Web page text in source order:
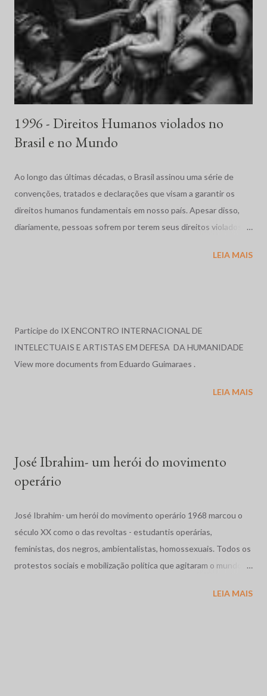
1996 - Direitos Humanos violados no
Brasil e no Mundo
Ao longo das últimas décadas, o Brasil assinou uma série de
convenções, tratados e declarações que visam a garantir os
direitos humanos fundamentais em nosso país. Apesar disso,
diariamente, pessoas sofrem por terem seus direitos violados.
anualmente, publica uma reportagem sobre a situação dos
direitos humanos em diversos países do mundo, e cujos relatos
sobre o Brasil, nos anos de 1996 e 1997, serviram de base para o
Brasil, foi marcado por massacres, violência rural e urbana, más
LEIA MAIS
Participe do IX ENCONTRO INTERNACIONAL DE
INTELECTUAIS E ARTISTAS EM DEFESA DA HUMANIDADE
View more documents from Eduardo Guimaraes .
LEIA MAIS
José Ibrahim- um herói do movimento
operário
José Ibrahim- um herói do movimento operário 1968 marcou o
século XX como o das revoltas - estudantis operárias,
feministas, dos negros, ambientalistas, homossexuais. Todos os
protestos sociais e mobilização política que agitaram o mundo
massacre dos estudantes na México, a guerra no Vietnã se
LEIA MAIS